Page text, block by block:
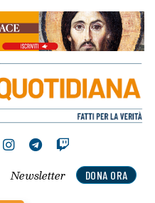
DONA ORA
Newsletter